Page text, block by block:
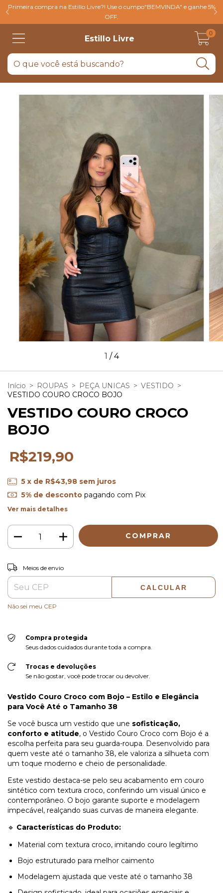
Primeira compra na Estillo Livre?! Use o cumpo"BEMVINDA" e ganhe 5%
OFF.
Estillo Livre
0
1 /4
Início > ROUPAS > PEÇA UNICAS > VESTIDO >
VESTIDO COURO CROCO BOJO
VESTIDO COURO CROCO
BOJO
R$219,90
5 x de R$43,98 sem juros
5% de descontopagando com Pix
Ver mais detalhes
Entregas para o CEP:
Meios de envio
CALCULAR
Não sei meu CEP
Compra protegida
Seus dados cuidados durante toda a compra.
Trocas e devoluções
Se não gostar, você pode trocar ou devolver.
Vestido Couro Croco com Bojo – Estilo e Elegância
para Você Até o Tamanho 38
Se você busca um vestido que une sofisticação,
conforto e atitude, o Vestido Couro Croco com Bojo é a
escolha perfeita para seu guarda-roupa. Desenvolvido para
quem veste até o tamanho 38, ele valoriza a silhueta com
um toque moderno e cheio de personalidade.
Este vestido destaca-se pelo seu acabamento em couro
sintético com textura croco, conferindo um visual único e
contemporâneo. O bojo garante suporte e modelagem
impecável, realçando suas curvas de maneira elegante.
🔹 Características do Produto:
Material com textura croco, imitando couro legítimo
Bojo estruturado para melhor caimento
Modelagem ajustada que veste até o tamanho 38